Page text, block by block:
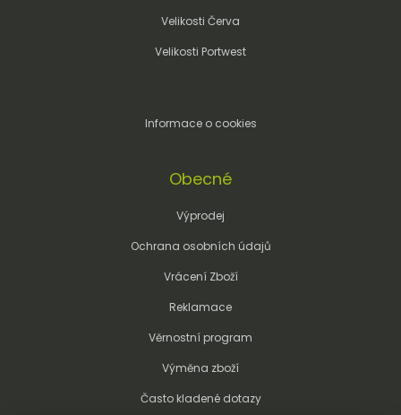
Velikosti Červa
Velikosti Portwest
Informace o cookies
Obecné
Výprodej
Ochrana osobních údajů
Vrácení Zboží
Reklamace
Věrnostní program
Výměna zboží
Často kladené dotazy